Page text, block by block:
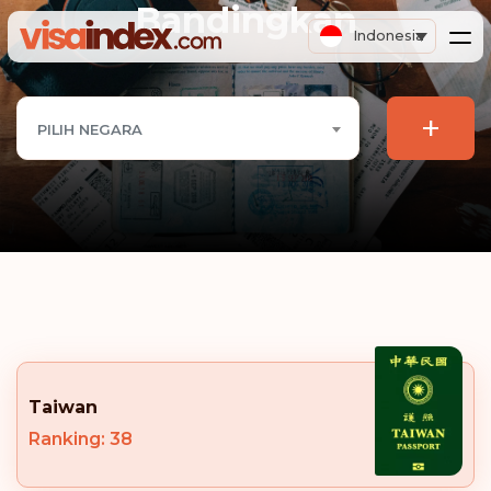
Indonesia
Bandingkan
PILIH NEGARA +
Taiwan
Ranking: 38